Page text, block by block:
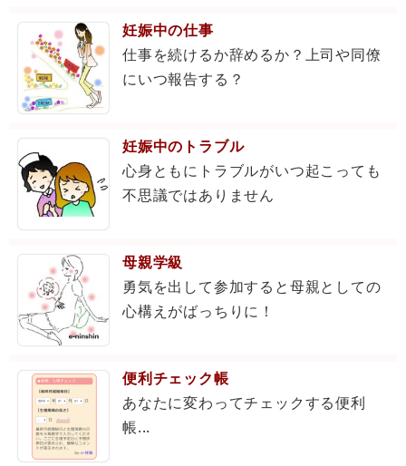
妊娠中の仕事
仕事を続けるか辞めるか？上司や同僚
にいつ報告する？
妊娠中のトラブル
心身ともにトラブルがいつ起こっても
不思議ではありません
母親学級
勇気を出して参加すると母親としての
心構えがばっちりに！
便利チェック帳
あなたに変わってチェックする便利
帳...